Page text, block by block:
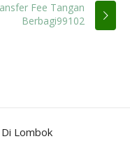
Fee Tangan
Berbagi99102
Lombok